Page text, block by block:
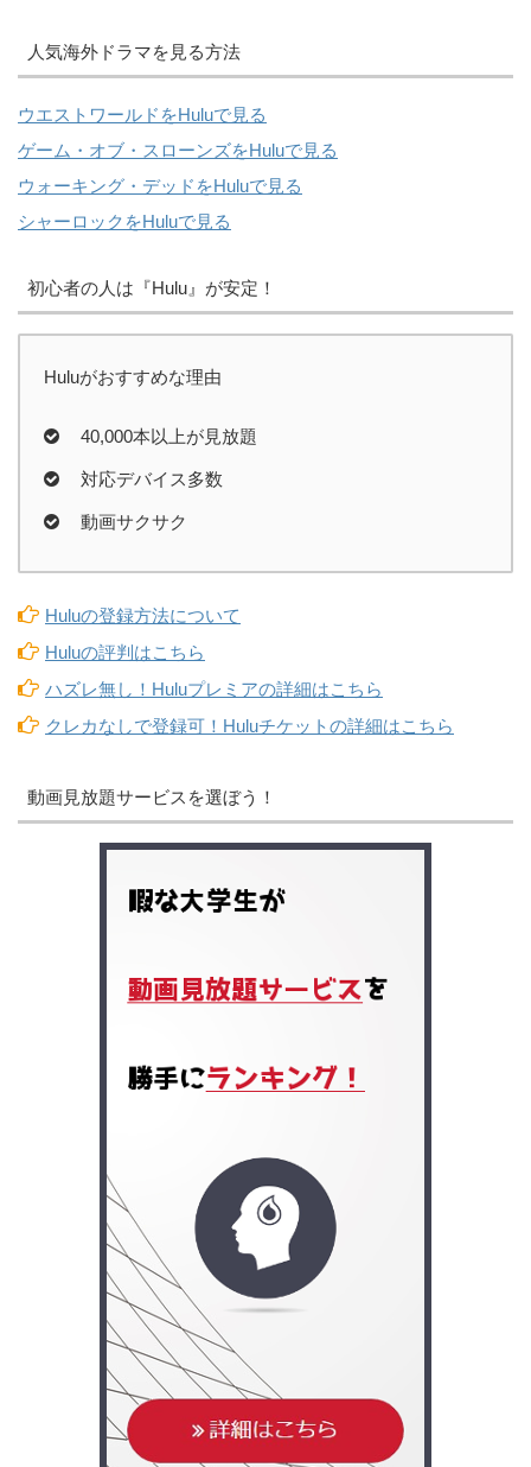
人気海外ドラマを見る方法
ウエストワールドをHuluで見る
ゲーム・オブ・スローンズをHuluで見る
ウォーキング・デッドをHuluで見る
シャーロックをHuluで見る
初心者の人は『Hulu』が安定！
Huluがおすすめな理由
40,000本以上が見放題
対応デバイス多数
動画サクサク
Huluの登録方法について
Huluの評判はこちら
ハズレ無し！Huluプレミアの詳細はこちら
クレカなしで登録可！Huluチケットの詳細はこちら
動画見放題サービスを選ぼう！